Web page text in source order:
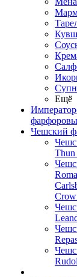
Ещё
Чешский
Thun